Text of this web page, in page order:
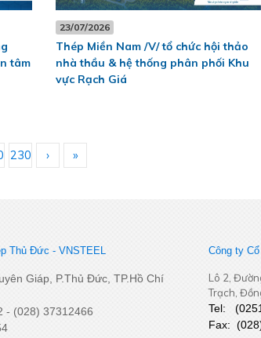
tâm
23/07/2026
Thép Miền Nam /V/ tổ chức hội thảo
nhà thầu & hệ thống phân phối Khu
vực Rạch Giá
230 › »
Thủ Đức - VNSTEEL
Giáp, P.Thủ Đức, TP.Hồ Chí
- (028) 37312466
Công ty
Lô 2,
Trạch,
Tel: (0251
Fax: